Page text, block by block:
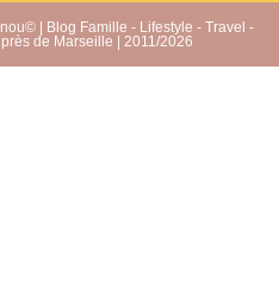
| Blog Famille - Lifestyle - Travel -
de Marseille | 2011/2026